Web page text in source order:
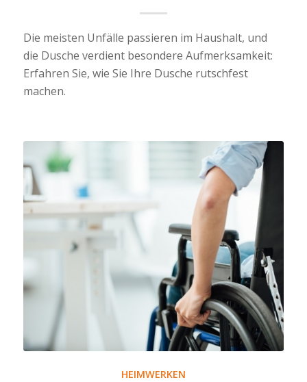
Die meisten Unfälle passieren im Haushalt, und
die Dusche verdient besondere Aufmerksamkeit:
Erfahren Sie, wie Sie Ihre Dusche rutschfest
machen.
HEIMWERKEN